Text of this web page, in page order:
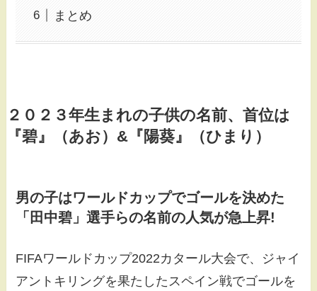
まとめ
２０２３年生まれの子供の名前、首位は
『碧』（あお）&『陽葵』（ひまり）
男の子はワールドカップでゴールを決めた
「田中碧」選手らの名前の人気が急上昇!
FIFAワールドカップ2022カタール大会で、ジャイ
アントキリングを果たしたスペイン戦でゴールを